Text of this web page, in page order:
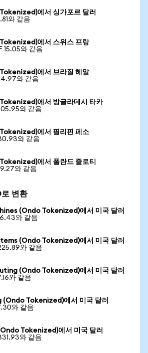
에서 싱가포르 달러
와 같음
에서 스위스 프랑
15.05와 같음
에서 브라질 헤알
와 같음
에서 방글라데시 타카
와 같음
에서 필리핀 페소
와 같음
에서 폴란드 즐로티
와 같음
로 변환
(Ondo Tokenized)에서 미국 달러
와 같음
(Ondo Tokenized)에서 미국 달러
와 같음
(Ondo Tokenized)에서 미국 달러
와 같음
Tokenized)에서 미국 달러
와 같음
Tokenized)에서 미국 달러
와 같음